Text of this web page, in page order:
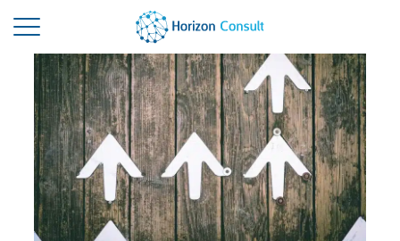
ACCUEIL
SOLUTIONS
SERVICES
A PROPOS
RESSOURCES